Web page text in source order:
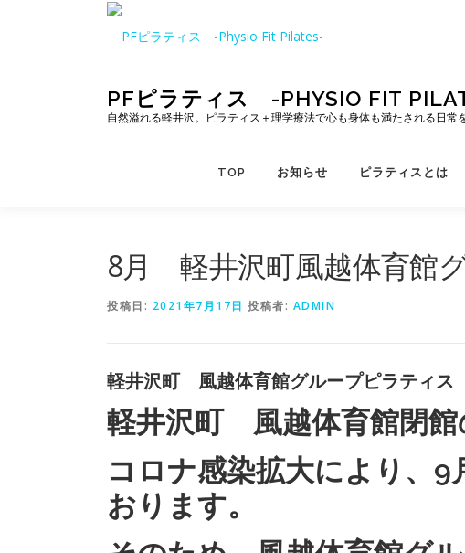
PFピラティス -PHYSIO FIT
自然溢れる軽井沢。ピラティス＋理学療法で心も身体も満たされる日常を
TOP お知らせ ピラティスとは
8月 軽井沢町風越体育館
投稿日: 2021年7月17日 投稿者: ADMIN
軽井沢町 風越体育館グループピラティス
軽井沢町 風越体育館閉館
コロナ感染拡大により、9
おります。